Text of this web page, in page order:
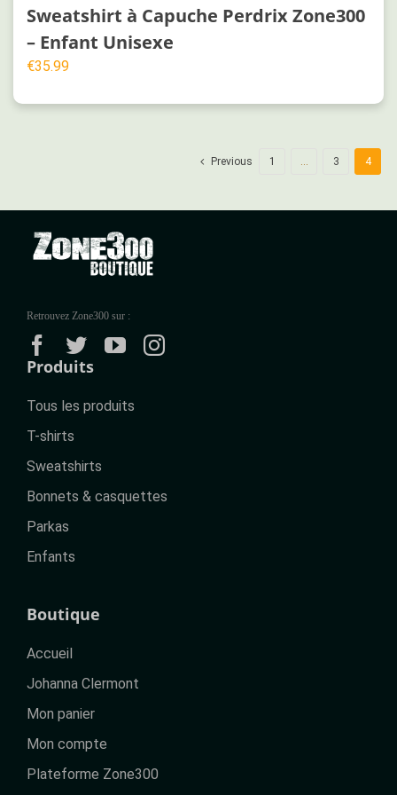
Sweatshirt à Capuche Perdrix Zone300
– Enfant Unisexe
€35.99
Previous 1 … 3 4
Retrouvez Zone300 sur :
Produits
Tous les produits
T-shirts
Sweatshirts
Bonnets & casquettes
Parkas
Enfants
Boutique
Accueil
Johanna Clermont
Mon panier
Mon compte
Plateforme Zone300